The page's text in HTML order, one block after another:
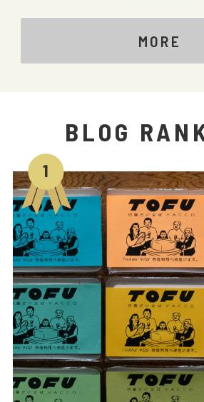
MORE
BLOG